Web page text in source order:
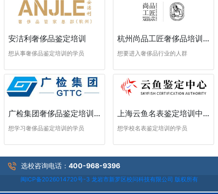
安洁利奢侈品鉴定培训
想从事奢侈品鉴定培训的学员
杭州尚品工匠奢侈品培训学校
想要进入奢侈品行业的人群
广检集团奢侈品鉴定培训中心
想学习奢侈品鉴定培训的学员
上海云鱼名表鉴定培训中心
想学校名表鉴定培训的学员
选校咨询电话： 400-968-9396
闽ICP备2026014720号-3 龙岩市新罗区校问科技有限公司 版权所有